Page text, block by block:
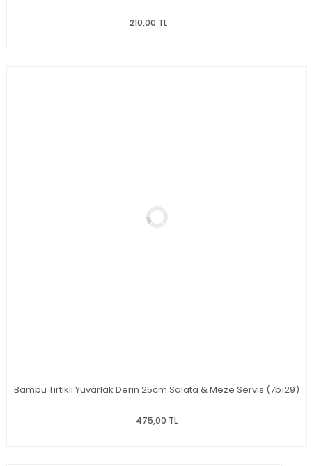
210,00 TL
Bambu Tırtıklı Yuvarlak Derin 25cm Salata & Meze Servis (7b129)
475,00 TL